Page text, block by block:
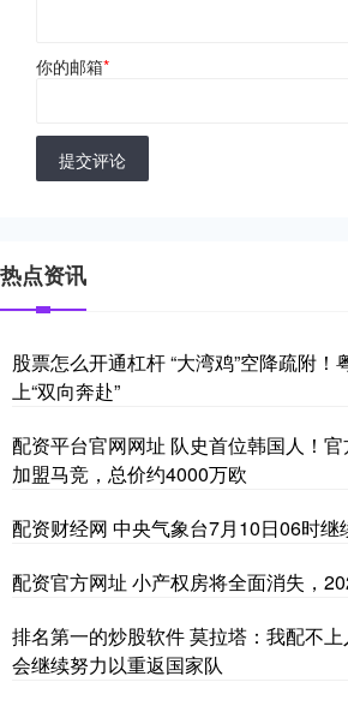
你的邮箱*
提交评论
热点资讯
股票怎么开通杠杆 “大湾鸡”空降疏附！
上“双向奔赴”
配资平台官网网址 队史首位韩国人！
加盟马竞，总价约4000万欧
配资财经网 中央气象台7月10日06时
配资官方网址 小产权房将全面消失，
排名第一的炒股软件 莫拉塔：我配不上
会继续努力以重返国家队